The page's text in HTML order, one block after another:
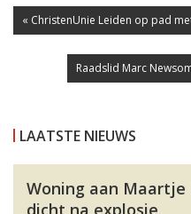
« ChristenUnie Leiden op pad
Raadslid Marc
LAATSTE NIEUWS
Woning aan